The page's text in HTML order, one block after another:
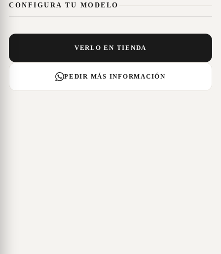
CONFIGURA TU MODELO
VERLO EN TIENDA
PEDIR MÁS INFORMACIÓN